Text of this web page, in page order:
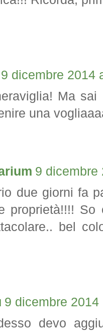
9 dicembre 2014
Ma
una
9 dicembre
due giorni fa
proprietà!!!! So
bel
9 dicembre
devo